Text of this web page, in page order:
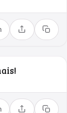
Compartilhar
Copiar